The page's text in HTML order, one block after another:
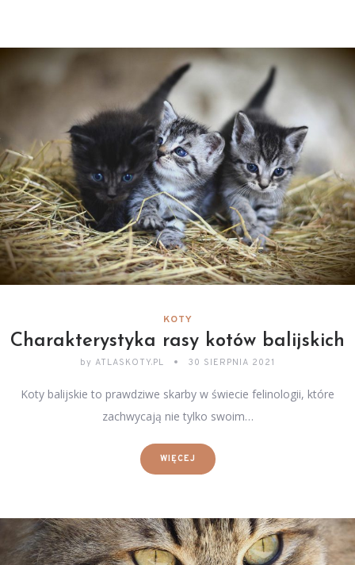
KOTY
Charakterystyka rasy kotów balijskich
by ATLASKOTY.PL 30 SIERPNIA 2021
Koty balijskie to prawdziwe skarby w świecie felinologii, które
zachwycają nie tylko swoim…
WIĘCEJ